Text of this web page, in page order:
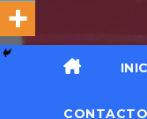
CONTACTO